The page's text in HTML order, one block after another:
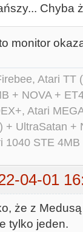
Chyba
monitor
Atari TT
+ NOVA +
Atari
+ UltraSatan +
1040 STE
04-01
że z
tylko jeden.